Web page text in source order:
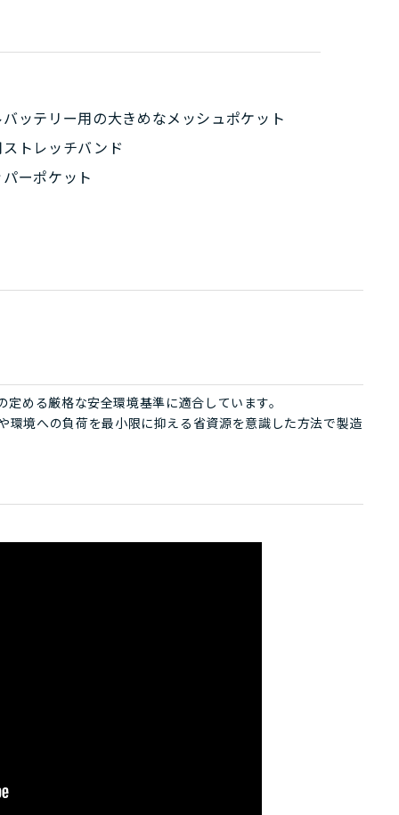
ッテリー用の大きめなメッシュポケット
トレッチバンド
ーポケット
める厳格な安全環境基準に適合しています。
境への負荷を最小限に抑える省資源を意識した方法で製造